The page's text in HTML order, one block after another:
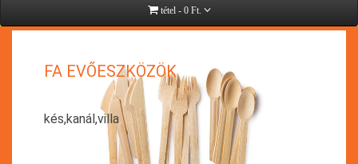
tétel - 0 Ft.
FA EVŐESZKÖZÖK
kés,kanál,villa